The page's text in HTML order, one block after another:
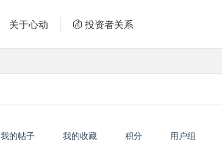
关于心动 投资者关系
我的帖子 我的收藏 积分 用户组